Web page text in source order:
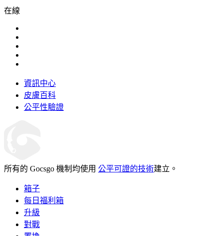
在線
資訊中心
皮膚百科
公平性驗證
所有的 Gocsgo 機制均使用 公平可證的技術建立。
箱子
每日福利箱
升級
對戰